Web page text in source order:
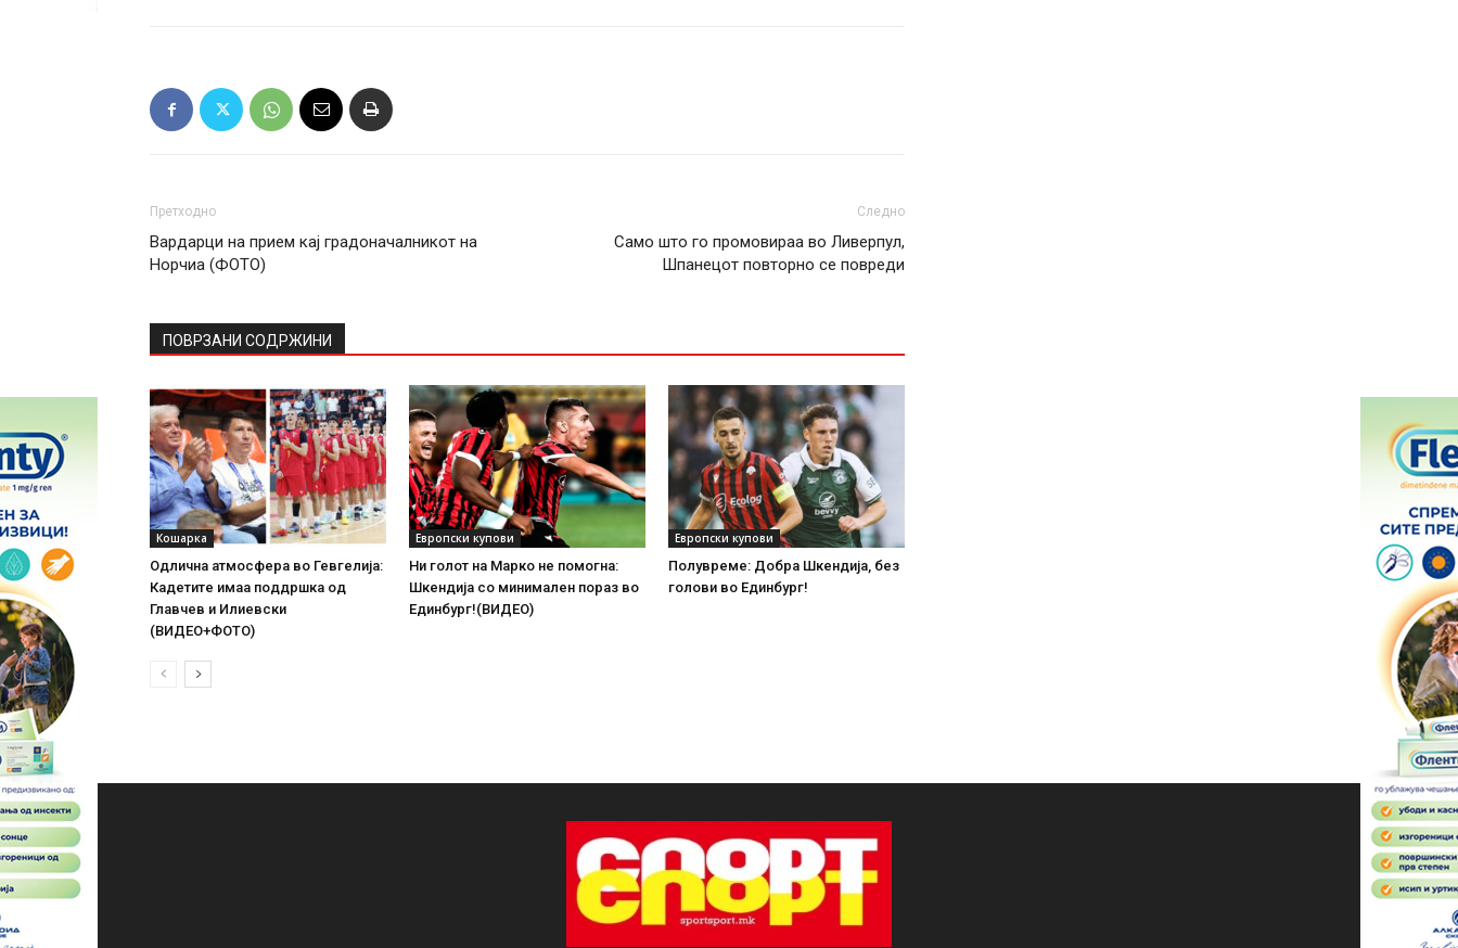
Претходно
Вардарци на прием кај градоначалникот на
Норчиа (ФОТО)
Следно
Само што го промовираа во Ливерпул,
Шпанецот повторно се повреди
ПОВРЗАНИ СОДРЖИНИ
Кошарка
Одлична атмосфера во Гевгелија:
Кадетите имаа поддршка од
Главчев и Илиевски
(ВИДЕО+ФОТО)
Европски купови
Ни голот на Марко не помогна:
Шкендија со минимален пораз во
Единбург!(ВИДЕО)
Европски купови
Полувреме: Добра Шкендија, без
голови во Единбург!